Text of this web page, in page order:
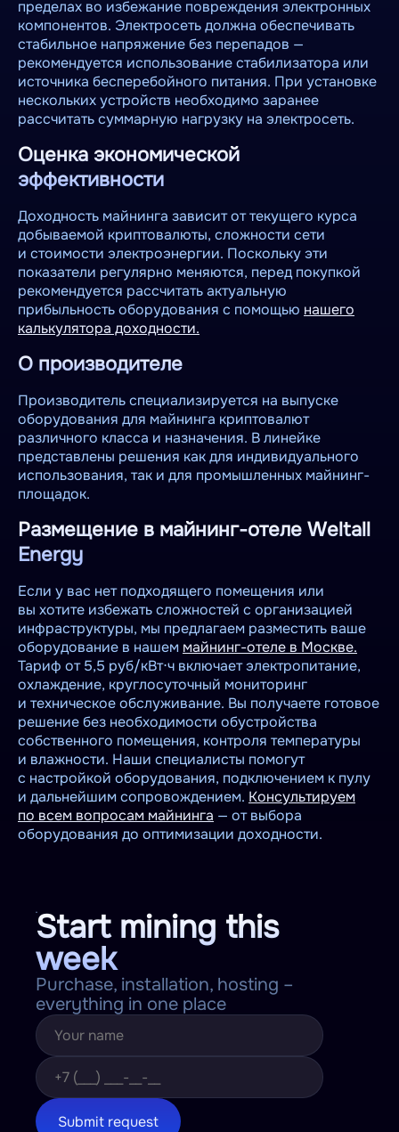
пределах во избежание повреждения электронных
компонентов. Электросеть должна обеспечивать
стабильное напряжение без перепадов —
рекомендуется использование стабилизатора или
источника бесперебойного питания. При установке
нескольких устройств необходимо заранее
рассчитать суммарную нагрузку на электросеть.
Оценка экономической
эффективности
Доходность майнинга зависит от текущего курса
добываемой криптовалюты, сложности сети
и стоимости электроэнергии. Поскольку эти
показатели регулярно меняются, перед покупкой
рекомендуется рассчитать актуальную
прибыльность оборудования с помощью нашего
калькулятора доходности.
О производителе
Производитель специализируется на выпуске
оборудования для майнинга криптовалют
различного класса и назначения. В линейке
представлены решения как для индивидуального
использования, так и для промышленных майнинг-
площадок.
Размещение в майнинг-отеле Weltall
Energy
Если у вас нет подходящего помещения или
вы хотите избежать сложностей с организацией
инфраструктуры, мы предлагаем разместить ваше
оборудование в нашем майнинг-отеле в Москве.
Тариф от 5,5 руб/кВт⋅ч включает электропитание,
охлаждение, круглосуточный мониторинг
и техническое обслуживание. Вы получаете готовое
решение без необходимости обустройства
собственного помещения, контроля температуры
и влажности. Наши специалисты помогут
с настройкой оборудования, подключением к пулу
и дальнейшим сопровождением. Консультируем
по всем вопросам майнинга — от выбора
оборудования до оптимизации доходности.
Start mining this
week
Purchase, installation, hosting –
everything in one place
Submit request